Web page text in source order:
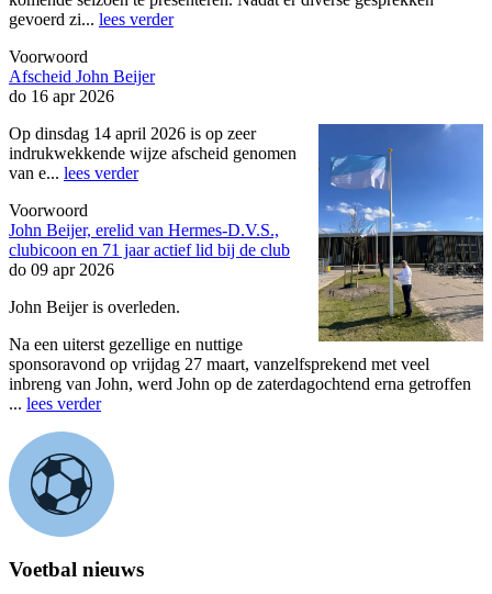
gevoerd zi... lees verder
Voorwoord
Afscheid John Beijer
do 16 apr 2026
Op dinsdag 14 april 2026 is op zeer
indrukwekkende wijze afscheid genomen
van e... lees verder
Voorwoord
John Beijer, erelid van Hermes-D.V.S.,
clubicoon en 71 jaar actief lid bij de club
do 09 apr 2026
John Beijer is overleden.
Na een uiterst gezellige en nuttige
sponsoravond op vrijdag 27 maart, vanzelfsprekend met veel
inbreng van John, werd John op de zaterdagochtend erna getroffen
... lees verder
Voetbal nieuws